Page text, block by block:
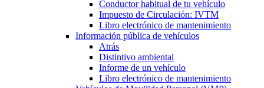
Conductor habitual de tu vehículo
Impuesto de Circulación: IVTM
Libro electrónico de mantenimiento
Información pública de vehículos
Atrás
Distintivo ambiental
Informe de un vehículo
Libro electrónico de mantenimiento